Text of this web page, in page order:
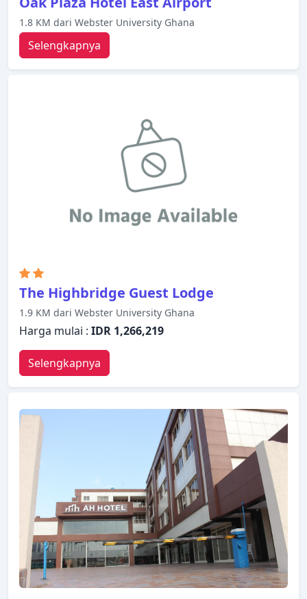
1.8 KM dari Webster University Ghana
Selengkapnya
The Highbridge Guest Lodge
1.9 KM dari Webster University Ghana
Harga mulai : IDR 1,266,219
Selengkapnya